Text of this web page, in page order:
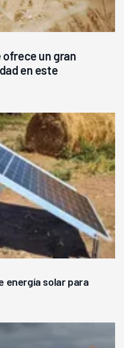
ofrece un gran
en este
energía solar para